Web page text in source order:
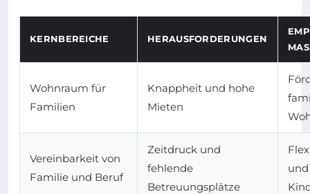
KERNBEREICHE HERAUSFORDERUNGEN
Wohnraum für
Familien
Knappheit und hohe
Mieten
Vereinbarkeit von
Familie und Beruf
Zeitdruck und
fehlende
Betreuungsplätze